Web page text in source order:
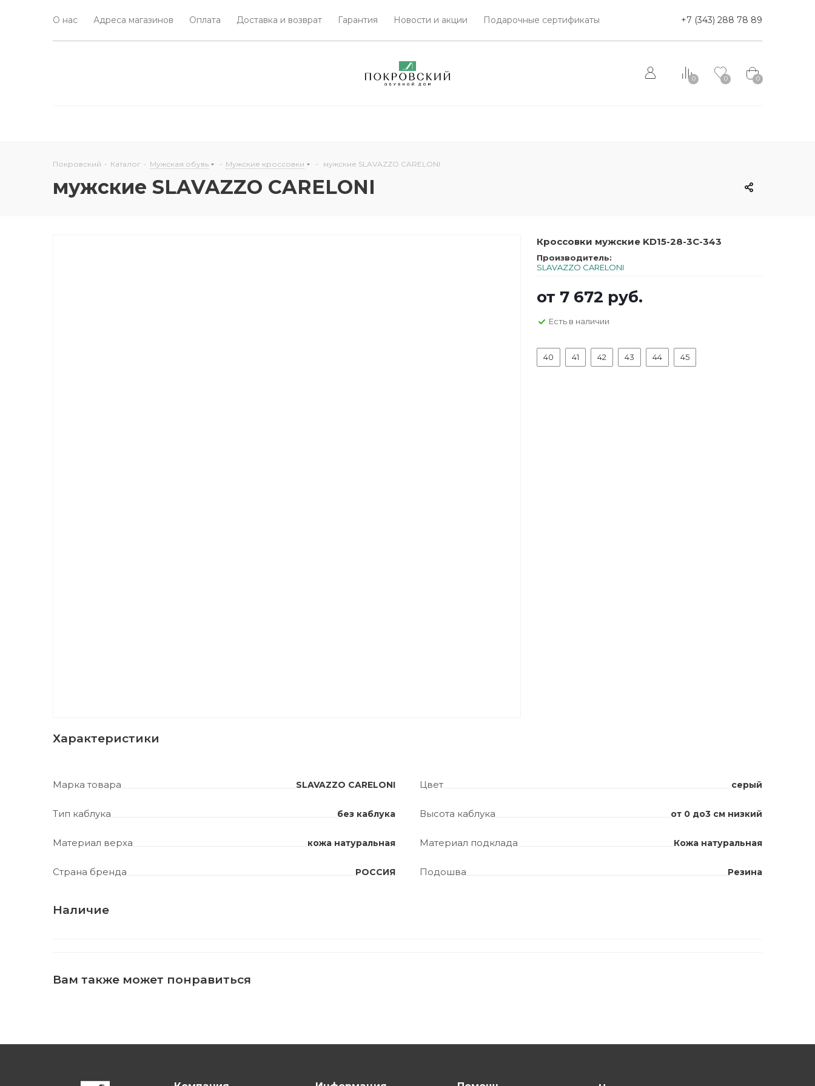
О нас Адреса магазинов Оплата Доставка и возврат Гарантия Новости и акции Подарочные сертификаты +7 (343) 288 78 89
0 0 0
Покровский - Каталог - Мужская обувь - Мужские кроссовки - мужские SLAVAZZO CARELONI
мужские SLAVAZZO CARELONI
Кроссовки мужские KD15-28-3C-343
Производитель:
SLAVAZZO CARELONI
от 7 672 руб.
Есть в наличии
40 41 42 43 44 45
Характеристики
Марка товара SLAVAZZO CARELONI Цвет серый
Тип каблука без каблука Высота каблука от 0 до3 см низкий
Материал верха кожа натуральная Материал подклада Кожа натуральная
Страна бренда РОССИЯ Подошва Резина
Наличие
Вам также может понравиться